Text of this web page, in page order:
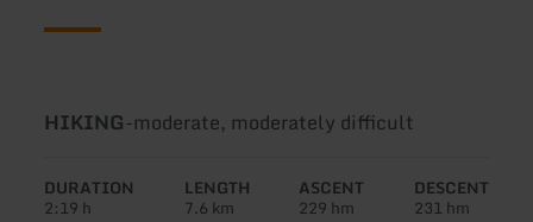
Type
tour:
HIKING-Difficulty:
moderate, moderately difficult
DURATION
2:19 h
LENGTH
7.6 km
ASCENT
229 hm
DESCENT
231 hm